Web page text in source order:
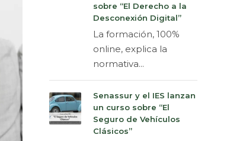
sobre “El Derecho a la
Desconexión Digital”
La formación, 100%
online, explica la
normativa...
Senassur y el IES lanzan
un curso sobre “El
Seguro de Vehículos
Clásicos”